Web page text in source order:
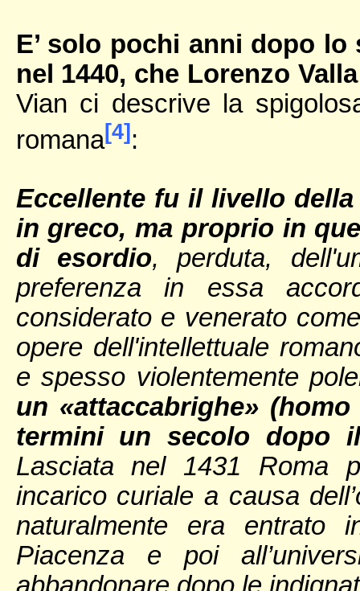
E’ solo pochi anni dopo
nel 1440, che Lorenzo
Vian ci descrive la
romana[4]:
Eccellente fu il livello
in greco, ma proprio in
di esordio, perduta,
preferenza in essa
considerato e venerato
opere dell'intellettuale
e spesso violentemente
un «attaccabrighe»
termini un secolo dopo
Lasciata nel 1431 Roma
incarico curiale a causa
naturalmente era
Piacenza e poi